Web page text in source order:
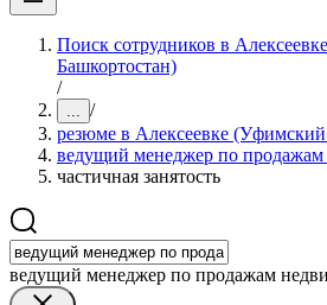
Поиск сотрудников в
Башкортостан)
/
... /
резюме в Алексеевке
ведущий менеджер по
частичная занятость
ведущий менеджер по продажам